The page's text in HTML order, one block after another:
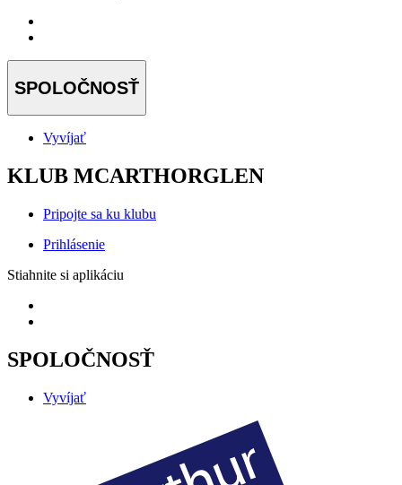
SPOLOČNOSŤ
Vyvíjať
KLUB MCARTHORGLEN
Pripojte sa ku klubu
Prihlásenie
Stiahnite si aplikáciu
SPOLOČNOSŤ
Vyvíjať